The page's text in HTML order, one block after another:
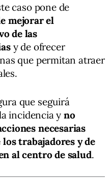
caso pone de
mejorar el
de las
y de ofrecer
que permitan atraer
que seguirá
incidencia yno
necesarias
trabajadores y de
al centro de salud.